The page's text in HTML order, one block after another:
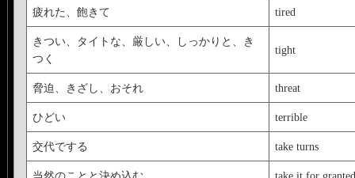
疲れた、飽きて tired
きつい、タイトな、厳しい、しっかりと、き
つく
tight
脅迫、きざし、おそれ threat
ひどい terrible
交代でする take turns
当然のことと決め込む take it for